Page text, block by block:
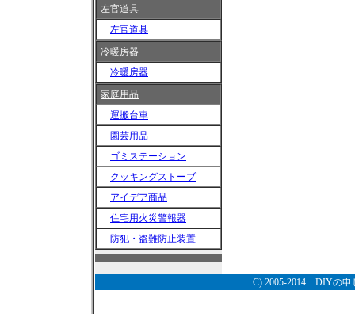
左官道具
左官道具
冷暖房器
冷暖房器
家庭用品
運搬台車
園芸用品
ゴミステーション
クッキングストーブ
アイデア商品
住宅用火災警報器
防犯・盗難防止装置
C) 2005-2014 DIYの申